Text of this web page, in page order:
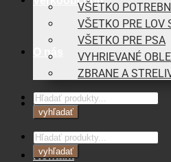
O nás
Blog
Kontakt
VŠETKO
VŠETKO PRE LOV
VŠETKO PRE PSA
VYHRIEVANÉ
ZBRANE A
Products
search
vyhľadať
Products
search
vyhľadať